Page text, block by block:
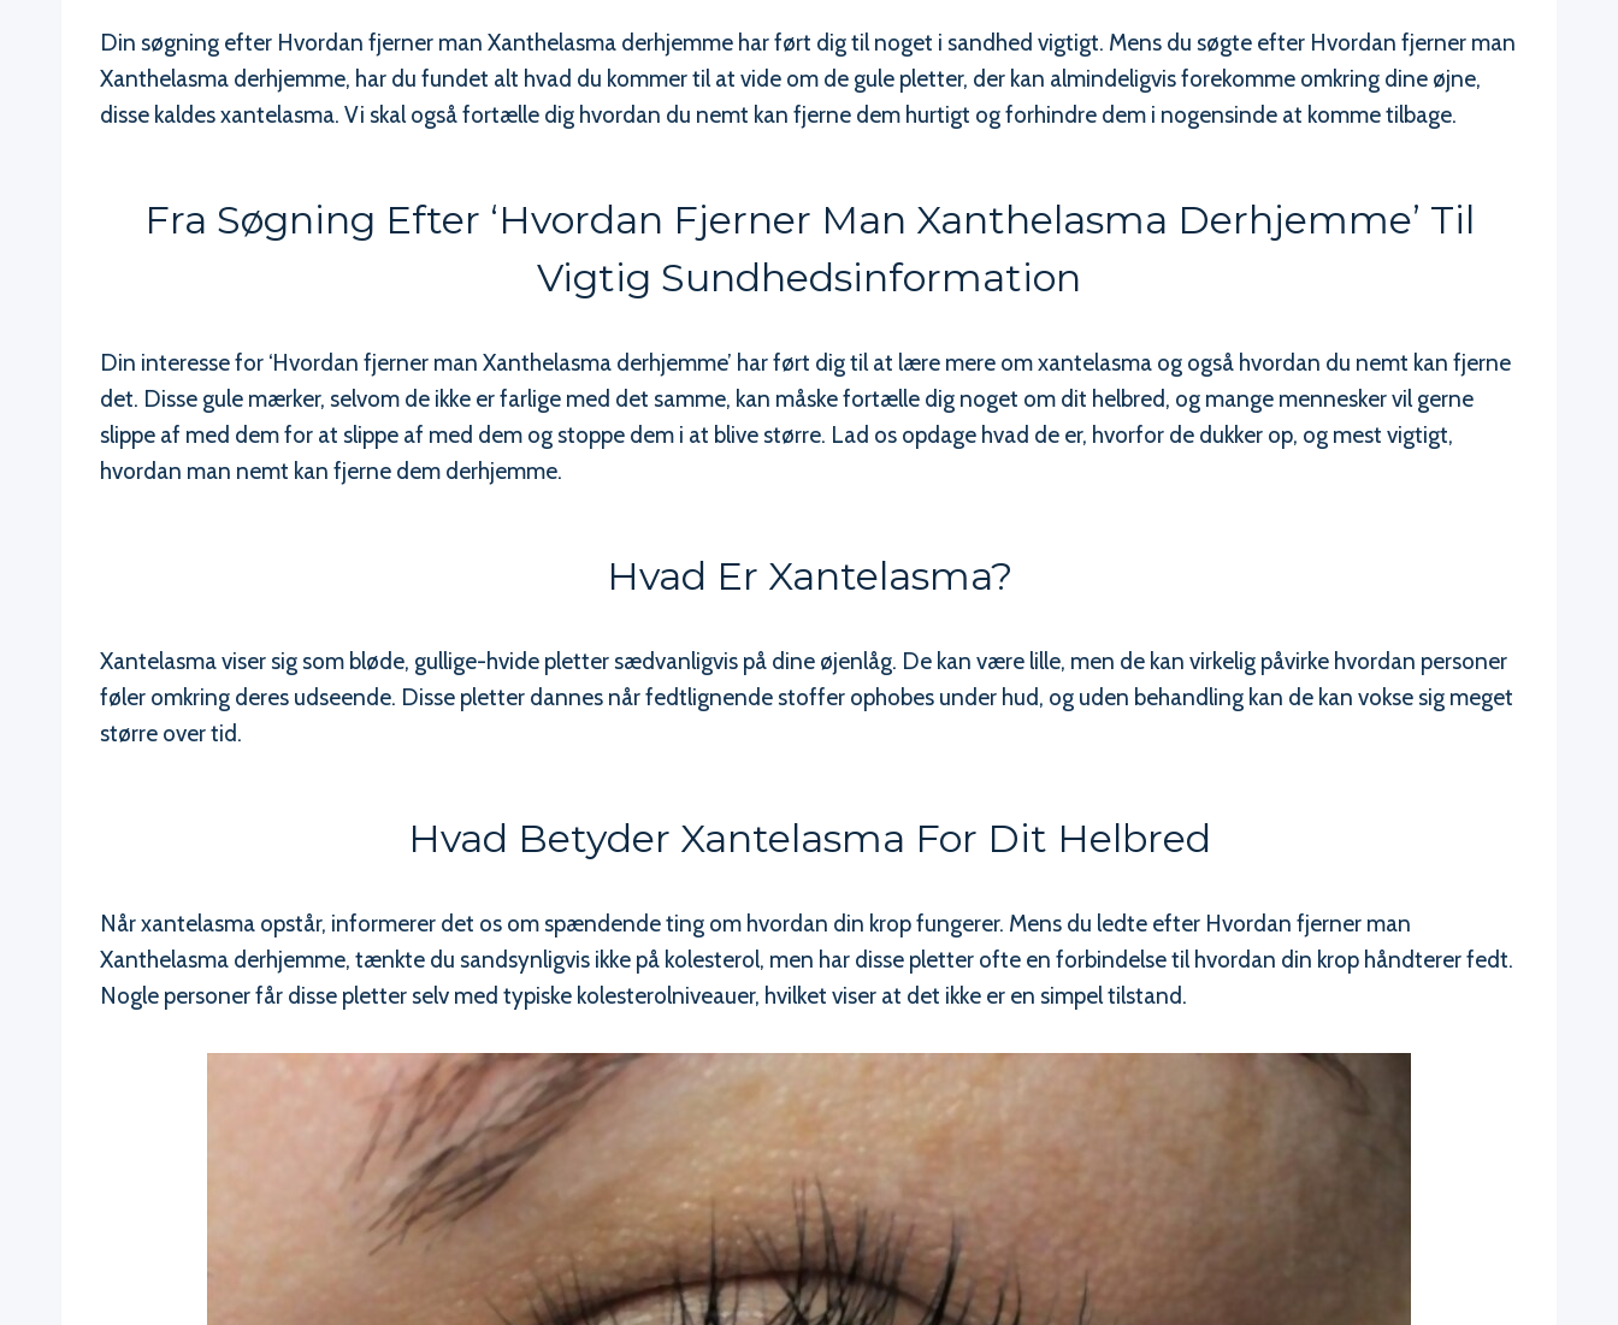
Din søgning efter Hvordan fjerner man Xanthelasma derhjemme har ført dig til noget i sandhed vigtigt. Mens du søgte efter Hvordan fjerner man
Xanthelasma derhjemme, har du fundet alt hvad du kommer til at vide om de gule pletter, der kan almindeligvis forekomme omkring dine øjne,
disse kaldes xantelasma. Vi skal også fortælle dig hvordan du nemt kan fjerne dem hurtigt og forhindre dem i nogensinde at komme tilbage.
Fra Søgning Efter ‘Hvordan Fjerner Man Xanthelasma Derhjemme’ Til
Vigtig Sundhedsinformation
Din interesse for ‘Hvordan fjerner man Xanthelasma derhjemme’ har ført dig til at lære mere om xantelasma og også hvordan du nemt kan fjerne
det. Disse gule mærker, selvom de ikke er farlige med det samme, kan måske fortælle dig noget om dit helbred, og mange mennesker vil gerne
slippe af med dem for at slippe af med dem og stoppe dem i at blive større. Lad os opdage hvad de er, hvorfor de dukker op, og mest vigtigt,
hvordan man nemt kan fjerne dem derhjemme.
Hvad Er Xantelasma?
Xantelasma viser sig som bløde, gullige-hvide pletter sædvanligvis på dine øjenlåg. De kan være lille, men de kan virkelig påvirke hvordan personer
føler omkring deres udseende. Disse pletter dannes når fedtlignende stoffer ophobes under hud, og uden behandling kan de kan vokse sig meget
større over tid.
Hvad Betyder Xantelasma For Dit Helbred
Når xantelasma opstår, informerer det os om spændende ting om hvordan din krop fungerer. Mens du ledte efter Hvordan fjerner man
Xanthelasma derhjemme, tænkte du sandsynligvis ikke på kolesterol, men har disse pletter ofte en forbindelse til hvordan din krop håndterer fedt.
Nogle personer får disse pletter selv med typiske kolesterolniveauer, hvilket viser at det ikke er en simpel tilstand.